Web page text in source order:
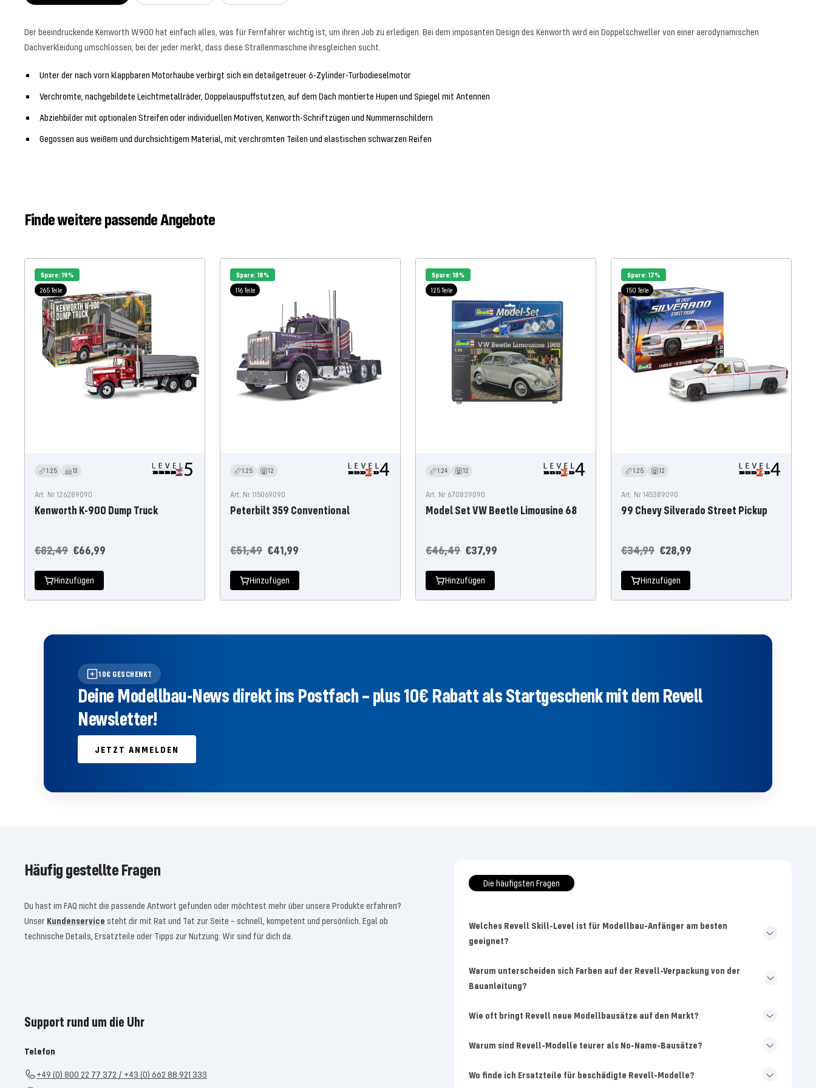
Der beeindruckende Kenworth W900 hat einfach alles, was für Fernfahrer wichtig ist, um ihren Job zu erledigen. Bei dem imposanten Design des Kenworth wird ein Doppelschweller von einer aerodynamischen
Dachverkleidung umschlossen, bei der jeder merkt, dass diese Straßenmaschine ihresgleichen sucht.
Unter der nach vorn klappbaren Motorhaube verbirgt sich ein detailgetreuer 6-Zylinder-Turbodieselmotor
Verchromte, nachgebildete Leichtmetallräder, Doppelauspuffstutzen, auf dem Dach montierte Hupen und Spiegel mit Antennen
Abziehbilder mit optionalen Streifen oder individuellen Motiven, Kenworth-Schriftzügen und Nummernschildern
Gegossen aus weißem und durchsichtigem Material, mit verchromten Teilen und elastischen schwarzen Reifen
Finde weitere passende Angebote
Spare: 19%
265 Teile
1:25 13
Art. Nr 126289090
Kenworth K-900 Dump Truck
Angebotspreis
€66,99
Regulärer
Preis
€82,49
Hinzufügen
Spare: 18%
116 Teile
1:25 12
Art. Nr 115069090
Peterbilt 359 Conventional
Angebotspreis
€41,99
Regulärer
Preis
€51,49
Hinzufügen
Spare: 18%
125 Teile
1:24 12
Art. Nr 670839090
Model Set VW Beetle Limousine 68
Angebotspreis
€37,99
Regulärer
Preis
€46,49
Hinzufügen
Spare: 17%
150 Teile
1:25 12
Art. Nr 145389090
99 Chevy Silverado Street Pickup
Angebotspreis
€28,99
Regulärer
Preis
€34,99
Hinzufügen
10€ GESCHENKT
Deine Modellbau-News direkt ins Postfach – plus 10€ Rabatt als Startgeschenk mit dem Revell
Newsletter!
JETZT ANMELDEN
Häufig gestellte Fragen
Du hast im FAQ nicht die passende Antwort gefunden oder möchtest mehr über unsere Produkte erfahren?
Unser Kundenservice steht dir mit Rat und Tat zur Seite – schnell, kompetent und persönlich. Egal ob
technische Details, Ersatzteile oder Tipps zur Nutzung: Wir sind für dich da.
Support rund um die Uhr
Telefon
+49 (0) 800 22 77 372 / +43 (0) 662 88 921 333
Die häufigsten Fragen
Welches Revell Skill-Level ist für Modellbau-Anfänger am besten
geeignet?
Warum unterscheiden sich Farben auf der Revell-Verpackung von der
Bauanleitung?
Wie oft bringt Revell neue Modellbausätze auf den Markt?
Warum sind Revell-Modelle teurer als No-Name-Bausätze?
Wo finde ich Ersatzteile für beschädigte Revell-Modelle?